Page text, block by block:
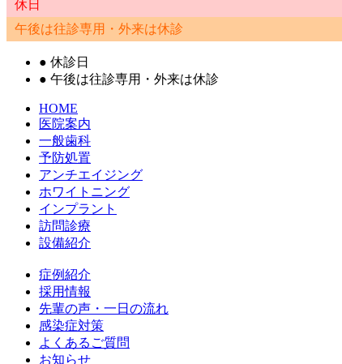
休日
午後は往診専用・外来は休診
● 休診日
● 午後は往診専用・外来は休診
HOME
医院案内
一般歯科
予防処置
アンチエイジング
ホワイトニング
インプラント
訪問診療
設備紹介
症例紹介
採用情報
先輩の声・一日の流れ
感染症対策
よくあるご質問
お知らせ